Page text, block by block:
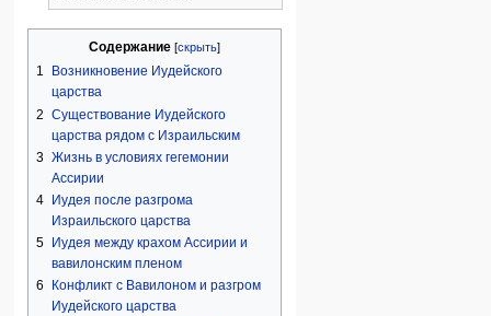
Содержание
1
Возникновение Иудейского
царства
2 Существование Иудейского
царства рядом с Израильским
3 Жизнь в условиях гегемонии
Ассирии
4
Иудея после разгрома
Израильского царства
5
Иудея между крахом Ассирии и
вавилонским пленом
6
Конфликт с Вавилоном и разгром
Иудейского царства